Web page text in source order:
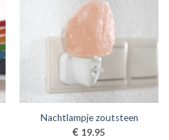
Nachtlampje zoutsteen
€ 19.95